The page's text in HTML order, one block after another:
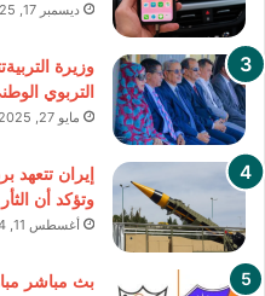
ديسمبر 17, 2025
وزيرة
التربوي
مايو 27, 2025
إيران تتعهد
وتؤكد أن
أغسطس 11, 2024
بث مباشر